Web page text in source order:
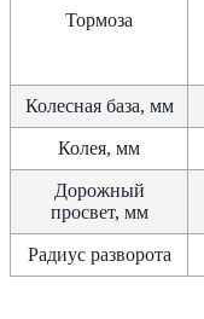
Тормоза
Колесная база, мм
Колея, мм
Дорожный
просвет, мм
Радиус разворота